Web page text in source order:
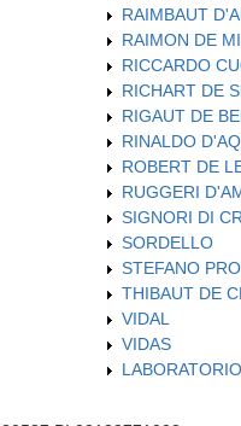
RAIMBAUT
RAIMON DE
RICCARDO
RICHART DE
RIGAUT DE
RINALDO
ROBERT DE
RUGGERI
SIGNORI DI
SORDELLO
STEFANO
THIBAUT DE
VIDAL
VIDAS